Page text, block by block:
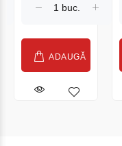
150g
ADAUGĂ